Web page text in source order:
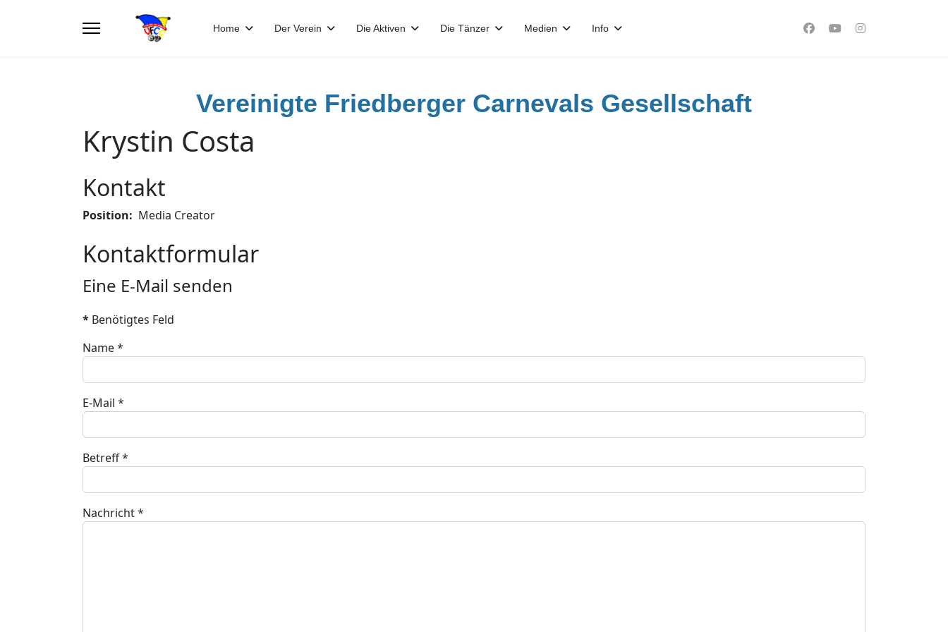
Home Der Verein Die Aktiven Die Tänzer Medien Info
Vereinigte Friedberger Carnevals Gesellschaft
Krystin Costa
Kontakt
Position: Media Creator
Kontaktformular
Eine E-Mail senden
* Benötigtes Feld
Name*
E-Mail *
Betreff*
Nachricht*